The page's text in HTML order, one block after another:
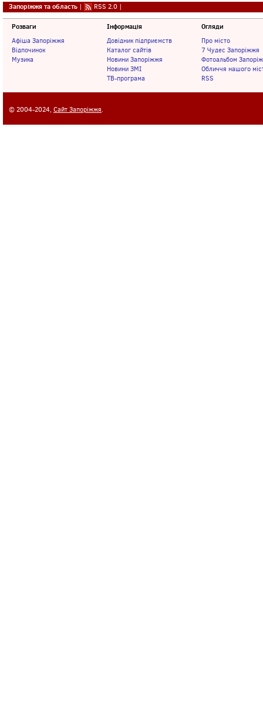
Запоріжжя та область | RSS 2.0 |
Розваги
Афіша Запоріжжя
Відпочинок
Музика
Інформація
Довідник підприємств
Каталог сайтів
Новини Запоріжжя
Новини ЗМІ
ТВ-програма
Огляди
Про місто
7 Чудес Запоріжжя
Фотоальбом
Обличчя нашого
RSS
© 2004-2024, Сайт Запоріжжя.